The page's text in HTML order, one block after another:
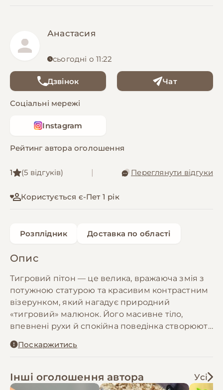
Анастасия
сьогодні о 11:22
Дзвінок Чат
Соціальні мережі
Instagram
Рейтинг автора оголошення
1 (5 відгуків) Переглянути відгуки
Користується є-Пет 1 рік
Розплідник Доставка по області
Опис
Тигровий пітон — це велика, вражаюча змія з
потужною статурою та красивим контрастним
візерунком, який нагадує природний
«тигровий» малюнок. Його масивне тіло,
впевнені рухи й спокійна поведінка створюють
яка одразу справляє сильне враження й стає
Тигровий пітон — це вибір для досвідчених
Поскаржитись
Інші оголошення автора Усі